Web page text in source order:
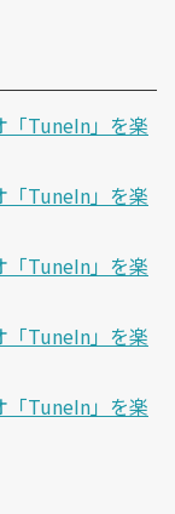
「TuneIn」を楽
「TuneIn」を楽
「TuneIn」を楽
「TuneIn」を楽
「TuneIn」を楽